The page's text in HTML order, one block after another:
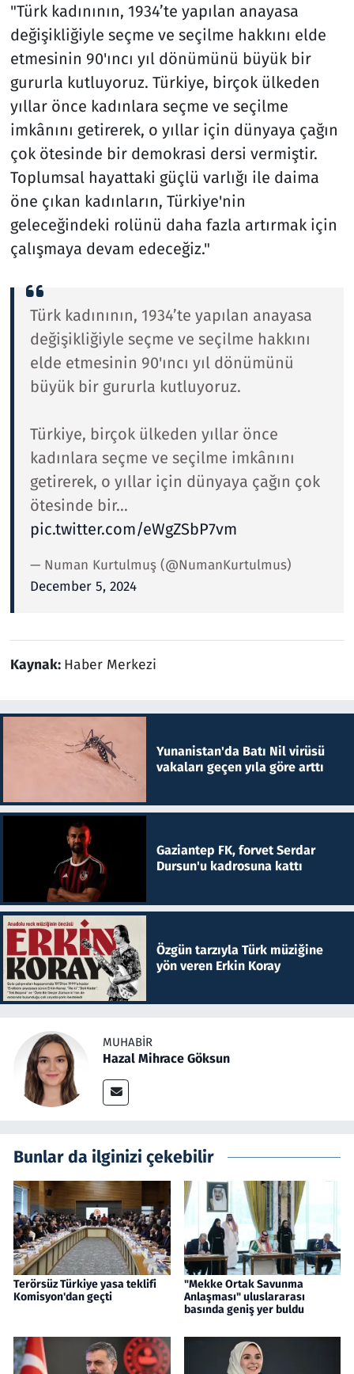
"Türk kadınının, 1934’te yapılan anayasa
değişikliğiyle seçme ve seçilme hakkını elde
etmesinin 90'ıncı yıl dönümünü büyük bir
gururla kutluyoruz. Türkiye, birçok ülkeden
yıllar önce kadınlara seçme ve seçilme
imkânını getirerek, o yıllar için dünyaya çağın
çok ötesinde bir demokrasi dersi vermiştir.
Toplumsal hayattaki güçlü varlığı ile daima
öne çıkan kadınların, Türkiye'nin
geleceğindeki rolünü daha fazla artırmak için
çalışmaya devam edeceğiz."
Türk kadınının, 1934’te yapılan anayasa
değişikliğiyle seçme ve seçilme hakkını
elde etmesinin 90'ıncı yıl dönümünü
büyük bir gururla kutluyoruz.
Türkiye, birçok ülkeden yıllar önce
kadınlara seçme ve seçilme imkânını
getirerek, o yıllar için dünyaya çağın çok
ötesinde bir…
pic.twitter.com/eWgZSbP7vm
— Numan Kurtulmuş (@NumanKurtulmus)
December 5, 2024
Kaynak: Haber Merkezi
Yunanistan'da Batı Nil virüsü
vakaları geçen yıla göre arttı
Gaziantep FK, forvet Serdar
Dursun'u kadrosuna kattı
Özgün tarzıyla Türk müziğine
yön veren Erkin Koray
MUHABIR
Hazal Mihrace Göksun
Bunlar da ilginizi çekebilir
Terörsüz Türkiye yasa teklifi
Komisyon'dan geçti
"Mekke Ortak Savunma
Anlaşması" uluslararası
basında geniş yer buldu